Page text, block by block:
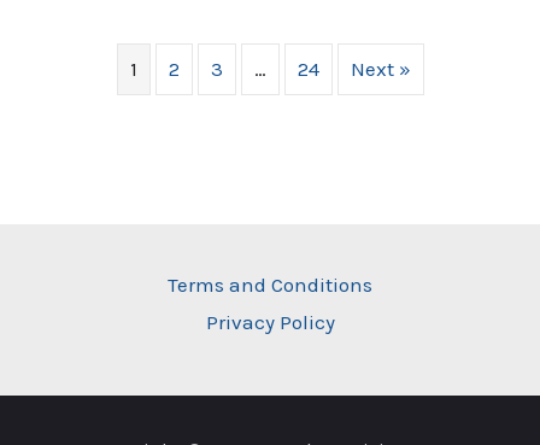
1 2 3 … 24 Next »
Terms and Conditions
Privacy Policy